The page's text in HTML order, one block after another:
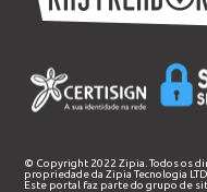
© Copyright 2022 Zipia. Todos os
propriedade daZipia Tecnologia
Este portal faz parte do grupo de